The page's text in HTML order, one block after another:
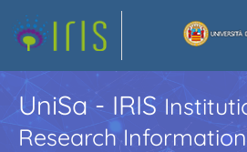
UniSa - IRIS
Research